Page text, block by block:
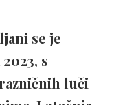
se je
s
luči